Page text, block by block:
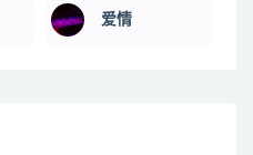
爱情